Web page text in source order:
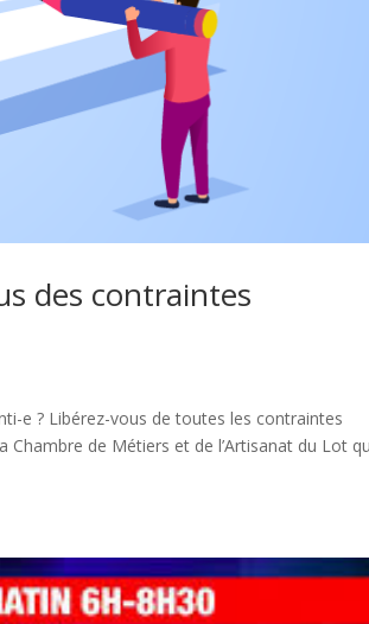
des contraintes
e ? Libérez-vous de toutes les contraintes
de Métiers et de l’Artisanat du Lot